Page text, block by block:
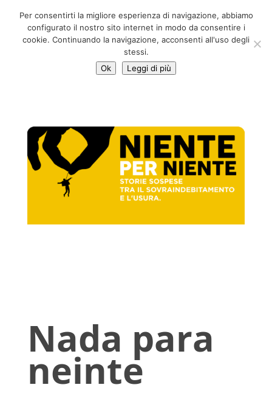
06 39725888
info@adventum.org
Nada para
neinte
Per consentirti la migliore esperienza di navigazione, abbiamo
configurato il nostro sito internet in modo da consentire i
cookie. Continuando la navigazione, acconsenti all'uso degli
stessi.
Ok
Leggi di più